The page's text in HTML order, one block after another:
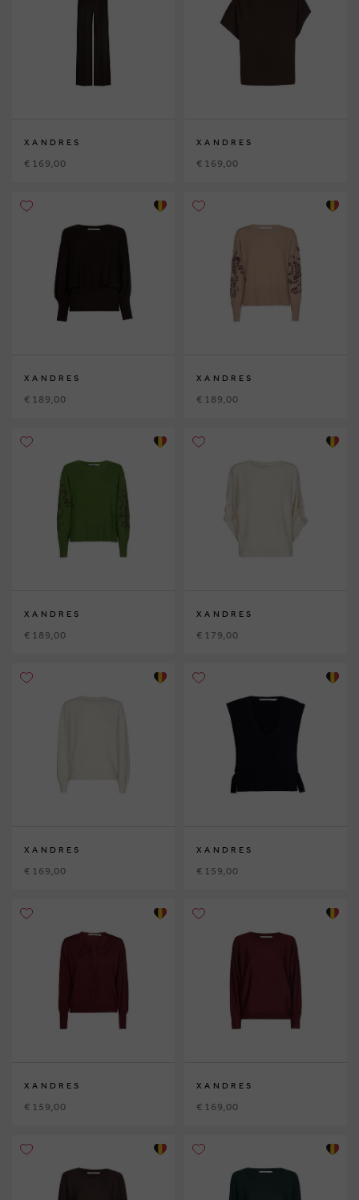
XANDRES
€ 169,00
XANDRES
€ 169,00
XANDRES
€ 189,00
XANDRES
€ 189,00
XANDRES
€ 189,00
XANDRES
€ 179,00
XANDRES
€ 169,00
XANDRES
€ 159,00
XANDRES
€ 159,00
XANDRES
€ 169,00